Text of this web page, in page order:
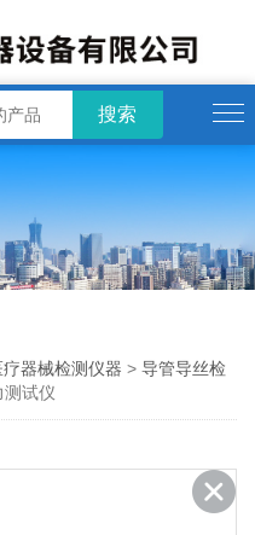
疗器械检测仪器 >导管导丝检
试仪